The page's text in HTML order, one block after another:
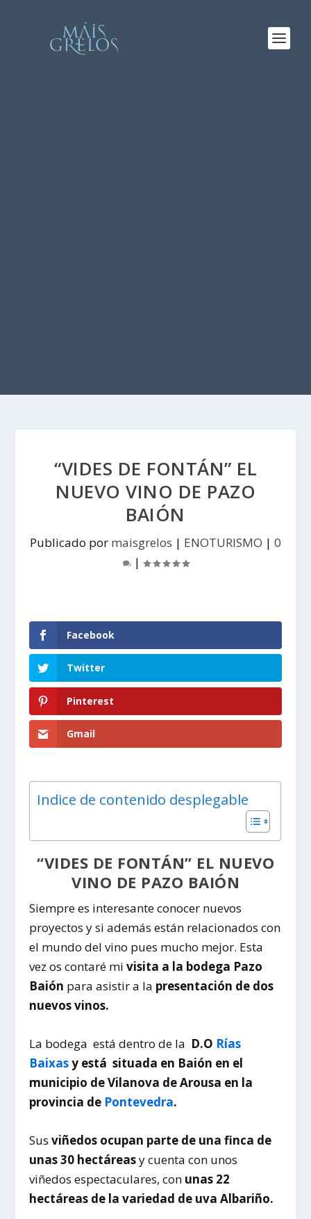
“VIDES DE FONTÁN” EL
NUEVO VINO DE PAZO
BAIÓN
Publicado por maisgrelos | ENOTURISMO | 0
|
Facebook
Twitter
Pinterest
Gmail
Indice de contenido desplegable
“VIDES DE FONTÁN” EL NUEVO
VINO DE PAZO BAIÓN
Siempre es interesante conocer nuevos
proyectos y si además están relacionados con
el mundo del vino pues mucho mejor. Esta
vez os contaré mivisita a la bodega Pazo
Baión para asistir a la presentación de dos
nuevos vinos.
La bodega está dentro de la D.O Rías
Baixasy está situada en Baión en el
municipio de Vilanova de Arousa en la
provincia de Pontevedra.
Susviñedos ocupan parte de una finca de
unas 30 hectáreasy cuenta con unos
viñedos espectaculares, con unas 22
hectáreas de la variedad de uva Albariño.